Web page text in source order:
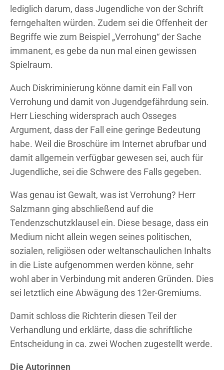
lediglich darum, dass Jugendliche von der Schrift
ferngehalten würden. Zudem sei die Offenheit der
Begriffe wie zum Beispiel „Verrohung“ der Sache
immanent, es gebe da nun mal einen gewissen
Spielraum.
Auch Diskriminierung könne damit ein Fall von
Verrohung und damit von Jugendgefährdung sein.
Herr Liesching widersprach auch Osseges
Argument, dass der Fall eine geringe Bedeutung
habe. Weil die Broschüre im Internet abrufbar und
damit allgemein verfügbar gewesen sei, auch für
Jugendliche, sei die Schwere des Falls gegeben.
Was genau ist Gewalt, was ist Verrohung? Herr
Salzmann ging abschließend auf die
Tendenzschutzklausel ein. Diese besage, dass ein
Medium nicht allein wegen seines politischen,
sozialen, religiösen oder weltanschaulichen Inhalts
in die Liste aufgenommen werden könne, sehr
wohl aber in Verbindung mit anderen Gründen. Dies
sei letztlich eine Abwägung des 12er-Gremiums.
Damit schloss die Richterin diesen Teil der
Verhandlung und erklärte, dass die schriftliche
Entscheidung in ca. zwei Wochen zugestellt werde.
Die Autorinnen